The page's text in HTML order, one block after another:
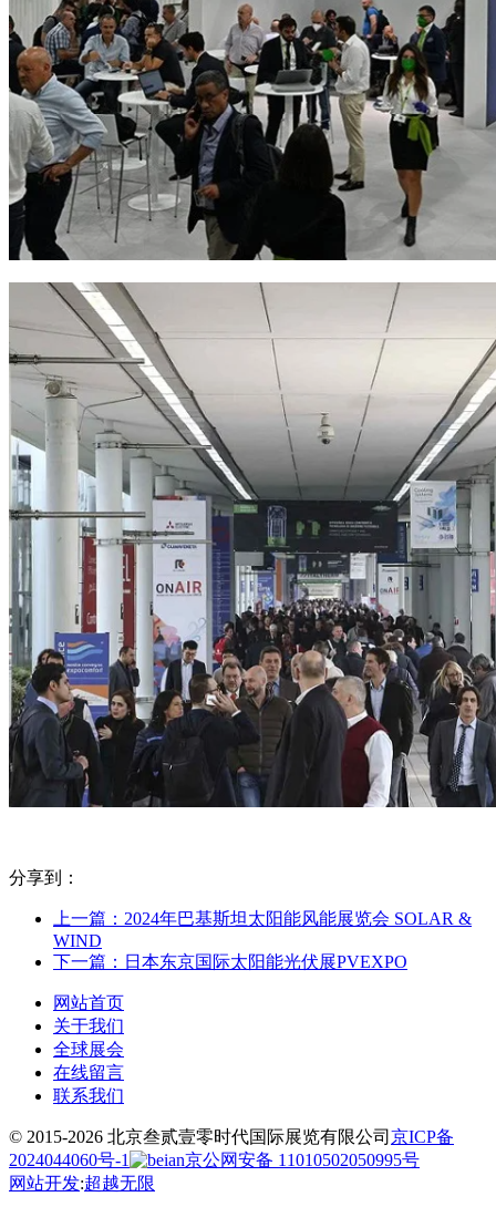
分享到：
上一篇：2024年巴基斯坦太阳能风能展览会 SOLAR &
WIND
下一篇：日本东京国际太阳能光伏展PVEXPO
网站首页
关于我们
全球展会
在线留言
联系我们
© 2015-2026 北京叁贰壹零时代国际展览有限公司 京ICP备
2024044060号-1
京公网安备 11010502050995号
网站开发:超越无限